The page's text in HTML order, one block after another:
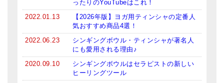
ったりのYouTubeはこれ！
2022.01.13
【2026年版】ヨガ用ティンシャの定番人
気おすすめ商品4選！
2022.06.23
シンギングボウル・ティンシャが著名人
にも愛用される理由♪
2020.09.10
シンギングボウルはセラピストの新しい
ヒーリングツール